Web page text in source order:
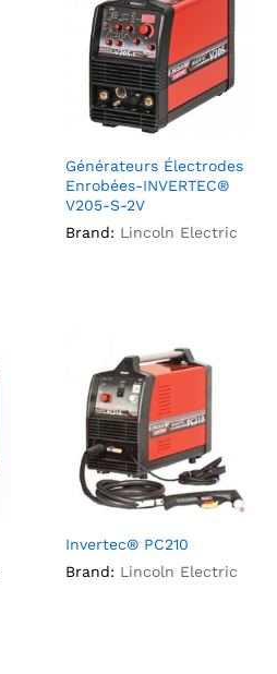
Générateurs Électrodes
Enrobées-INVERTEC®
V205-S-2V
Brand: Lincoln Electric
Invertec® PC210
Brand: Lincoln Electric